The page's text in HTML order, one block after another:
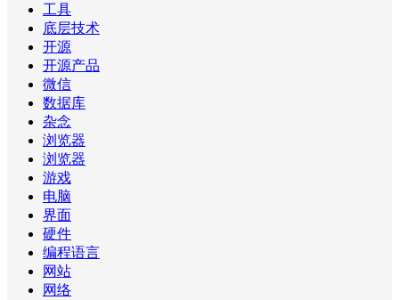
工具
底层技术
开源
开源产品
微信
数据库
杂念
浏览器
浏览器
游戏
电脑
界面
硬件
编程语言
网站
网络